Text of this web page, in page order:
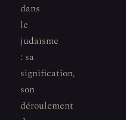
dans
le
judaïsme
: sa
signification,
son
déroulement